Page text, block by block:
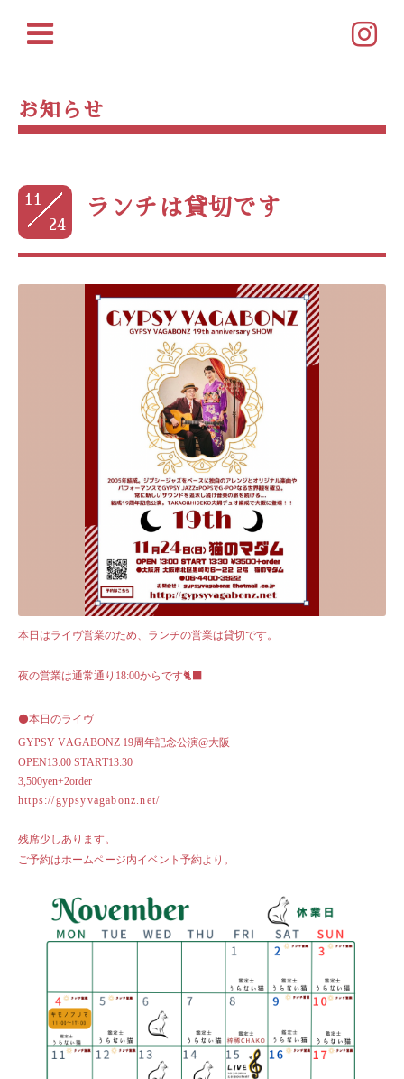
お知らせ
11
24
ランチは貸切です
本日はライヴ営業のため、ランチの営業は貸切です。
夜の営業は通常通り18:00からです🐈‍⬛
⚫️本日のライヴ
GYPSY VAGABONZ 19周年記念公演@大阪
OPEN13:00 START13:30
3,500yen+2order
https://gypsyvagabonz.net/
残席少しあります。
ご予約はホームページ内イベント予約より。